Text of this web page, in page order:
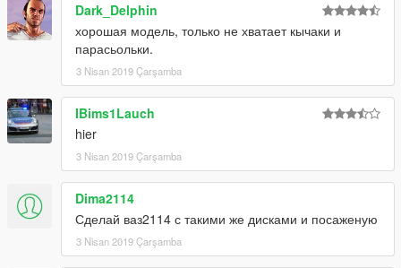
Dark_Delphin
хорошая модель, только не хватает кычаки и
парасьольки.
3 Nisan 2019 Çarşamba
IBims1Lauch
hier
3 Nisan 2019 Çarşamba
Dima2114
Сделай ваз2114 с такими же дисками и посаженую
3 Nisan 2019 Çarşamba